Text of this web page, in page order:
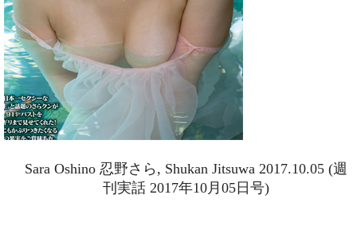
Sara Oshino 忍野さら, Shukan Jitsuwa 2017.10.05 (週
刊実話 2017年10月05日号)